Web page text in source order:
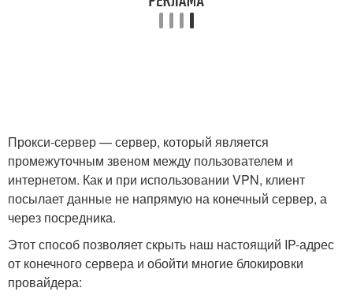
Прокси-сервер — сервер, который является
промежуточным звеном между пользователем и
интернетом. Как и при использовании VPN, клиент
посылает данные не напрямую на конечный сервер, а
через посредника.
Этот способ позволяет скрыть наш настоящий IP-адрес
от конечного сервера и обойти многие блокировки
провайдера: